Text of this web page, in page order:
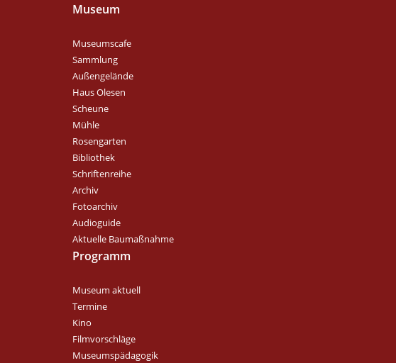
Museum
Museumscafe
Sammlung
Außengelände
Haus Olesen
Scheune
Mühle
Rosengarten
Bibliothek
Schriftenreihe
Archiv
Fotoarchiv
Audioguide
Aktuelle Baumaßnahme
Programm
Museum aktuell
Termine
Kino
Filmvorschläge
Museumspädagogik